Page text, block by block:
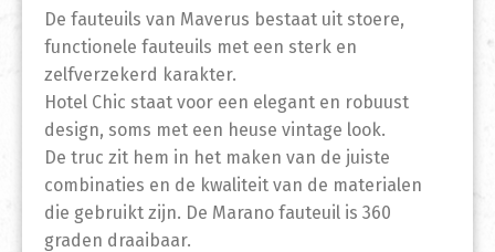
De fauteuils van Maverus bestaat uit stoere,
functionele fauteuils met een sterk en
zelfverzekerd karakter.
Hotel Chic staat voor een elegant en robuust
design, soms met een heuse vintage look.
De truc zit hem in het maken van de juiste
combinaties en de kwaliteit van de materialen
die gebruikt zijn. De Marano fauteuil is 360
graden draaibaar.